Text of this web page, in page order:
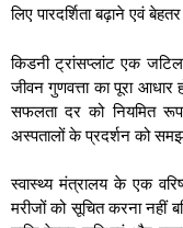
लिए पारदर्शिता बढ़ाने एवं
किडनी ट्रांसप्लांट एक
जीवन गुणवत्ता का पूरा आधार
सफलता दर को नियमित
अस्पतालों के प्रदर्शन को
स्वास्थ्य मंत्रालय के एक
मरीजों को सूचित करना नहीं